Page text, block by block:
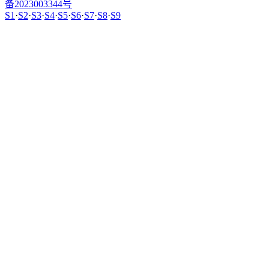
备2023003344号
S1 ·S2·S3·S4·S5·S6·S7·S8·S9